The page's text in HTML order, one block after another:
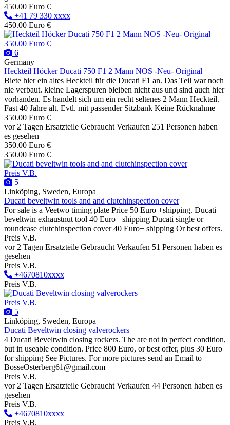
450.00 Euro €
+41 79 330 xxxx
450.00 Euro €
350.00 Euro €
6
Germany
Heckteil Höcker Ducati 750 F1 2 Mann NOS -Neu- Original
Biete hier ein altes Heckteil für die Ducati F1 an. Das Teil war noch
nie verbaut. kleine Lagerspuren bleiben nicht aus und sind auch hier
vorhanden. Es handelt sich um ein recht seltenes 2 Mann Heckteil.
Fast 40 Jahre alt. Evtl. mit passender Sitzbank Keine Rücknahme
350.00 Euro €
vor 2 Tagen Ersatzteile Gebraucht Verkaufen 251 Personen haben
es gesehen
350.00 Euro €
350.00 Euro €
Preis V.B.
5
Linköping, Sweden, Europa
Ducati beveltwin tools and and clutchinspection cover
For sale is a Veetwo timing plate Price 50 Euro +shipping. Ducati
beveltwin exhaustnut tool 40 Euro+ shipping Ducati single or
roundcase clutchinspection cover 40 Euro+ shipping Or best offers.
Preis V.B.
vor 2 Tagen Ersatzteile Gebraucht Verkaufen 51 Personen haben es
gesehen
Preis V.B.
+4670810xxxx
Preis V.B.
Preis V.B.
5
Linköping, Sweden, Europa
Ducati Beveltwin closing valverockers
4 Ducati Beveltwin closing rockers. The are not in perfect condition,
but in useable condition. Price 800 Euro, or best offer, plus 30 Euro
for shipping See Pictures. For more pictures send an Email to
BosseOsterberg61@gmail.com
Preis V.B.
vor 2 Tagen Ersatzteile Gebraucht Verkaufen 44 Personen haben es
gesehen
Preis V.B.
+4670810xxxx
Preis V.B.